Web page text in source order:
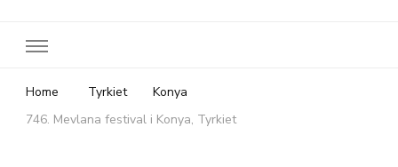
Home Tyrkiet
Konya
746. Mevlana festival i Konya, Tyrkiet